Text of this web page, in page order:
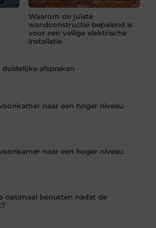
Waarom de juiste
wandconstructie bepalend is
voor een veilige elektrische
installatie
afspraken
naar een hoger niveau
naar een hoger niveau
optimaal benutten nadat de